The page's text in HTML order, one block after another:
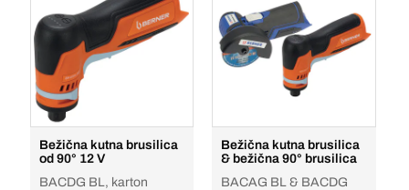
Bežična kutna brusilica
od 90° 12 V
BACDG BL, karton
Bežična kutna brusilica
& bežična 90° brusilica
BACAG BL & BACDG